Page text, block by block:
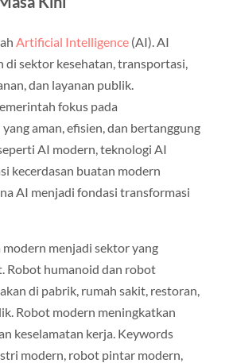
Artificial Intelligence(AI). AI
di sektor kesehatan, transportasi,
dan layanan publik.
fokus pada
aman, efisien, dan bertanggung
AI modern, teknologi AI
kecerdasan buatan modern
AI menjadi fondasi transformasi
menjadi sektor yang
Robot humanoid dan robot
di pabrik, rumah sakit, restoran,
Robot modern meningkatkan
keselamatan kerja. Keywords
modern, robot pintar modern,